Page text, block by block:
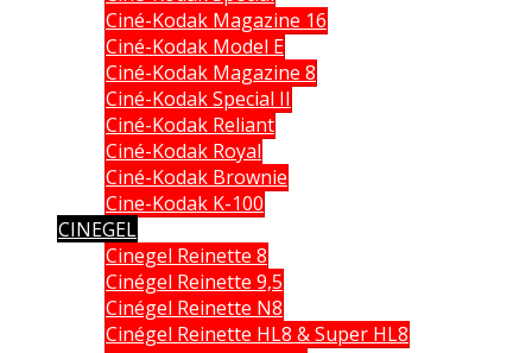
Ciné-Kodak Magazine 16
Ciné-Kodak Model E
Ciné-Kodak Magazine 8
Ciné-Kodak Special II
Ciné-Kodak Reliant
Ciné-Kodak Royal
Ciné-Kodak Brownie
Cine-Kodak K-100
CINEGEL
Cinegel Reinette 8
Cinégel Reinette 9,5
Cinégel Reinette N8
Cinégel Reinette HL8 & Super HL8